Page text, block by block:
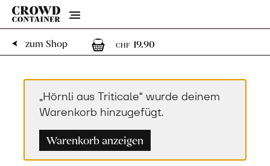
Menu
zum Shop
CHF 19.90
„Hörnli aus Triticale“ wurde deinem
Warenkorb hinzugefügt.
Warenkorb anzeigen